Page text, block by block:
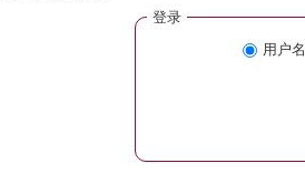
登录
用户名